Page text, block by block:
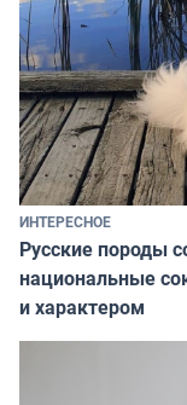
ИНТЕРЕСНОЕ
Русские породы
национальные
и характером